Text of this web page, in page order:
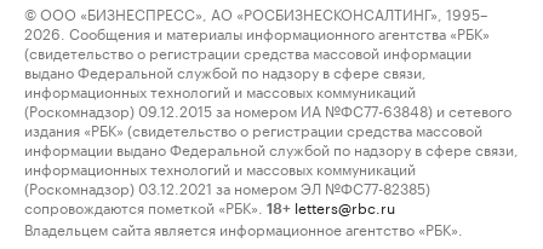
© ООО «БИЗНЕСПРЕСС», АО «РОСБИЗНЕСКОНСАЛТИНГ», 1995–
2026. Сообщения и материалы информационного агентства «РБК»
(свидетельство о регистрации средства массовой информации
выдано Федеральной службой по надзору в сфере связи,
информационных технологий и массовых коммуникаций
(Роскомнадзор) 09.12.2015 за номером ИА №ФС77-63848) и сетевого
издания «РБК» (свидетельство о регистрации средства массовой
информации выдано Федеральной службой по надзору в сфере связи,
информационных технологий и массовых коммуникаций
(Роскомнадзор) 03.12.2021 за номером ЭЛ №ФС77-82385)
сопровождаются пометкой «РБК».
18+ letters@rbc.ru
Владельцем сайта является информационное агентство «РБК».